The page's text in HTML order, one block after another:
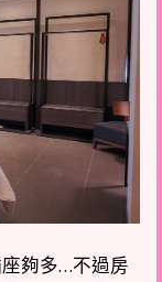
夠多…不過房